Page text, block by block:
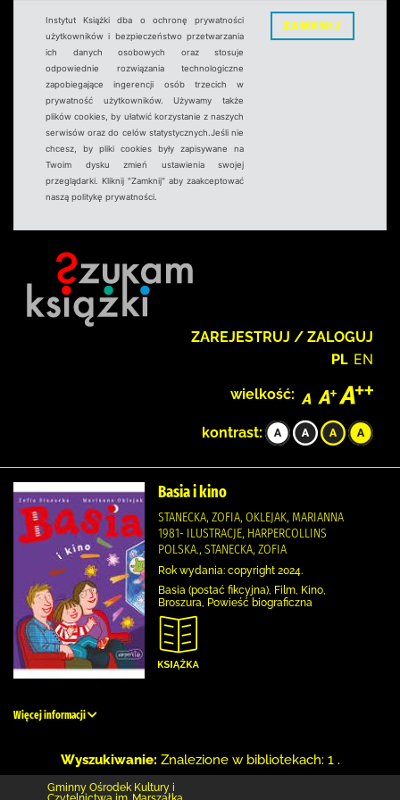
Instytut Książki dba o ochronę prywatności
użytkowników i bezpieczeństwo przetwarzania
ich danych osobowych oraz stosuje
odpowiednie rozwiązania technologiczne
zapobiegające ingerencji osób trzecich w
prywatność użytkowników. Używamy także
plików cookies, by ułatwić korzystanie z naszych
serwisów oraz do celów statystycznych.Jeśli nie
chcesz, by pliki cookies były zapisywane na
Twoim dysku zmień ustawienia swojej
przeglądarki. Kliknij "Zamknij" aby zaakceptować
naszą politykę prywatności.
ZAMKNIJ
ZAREJESTRUJ / ZALOGUJ
PL EN
wielkość:
kontrast:
Basia i kino
STANECKA, ZOFIA, OKLEJAK, MARIANNA
1981- ILUSTRACJE, HARPERCOLLINS
POLSKA., STANECKA, ZOFIA
Rok wydania: copyright 2024.
Basia (postać fikcyjna), Film, Kino,
Broszura, Powieść biograficzna
Więcej informacji
Wyszukiwanie: Znalezione w bibliotekach: 1 .
Gminny Ośrodek Kultury i